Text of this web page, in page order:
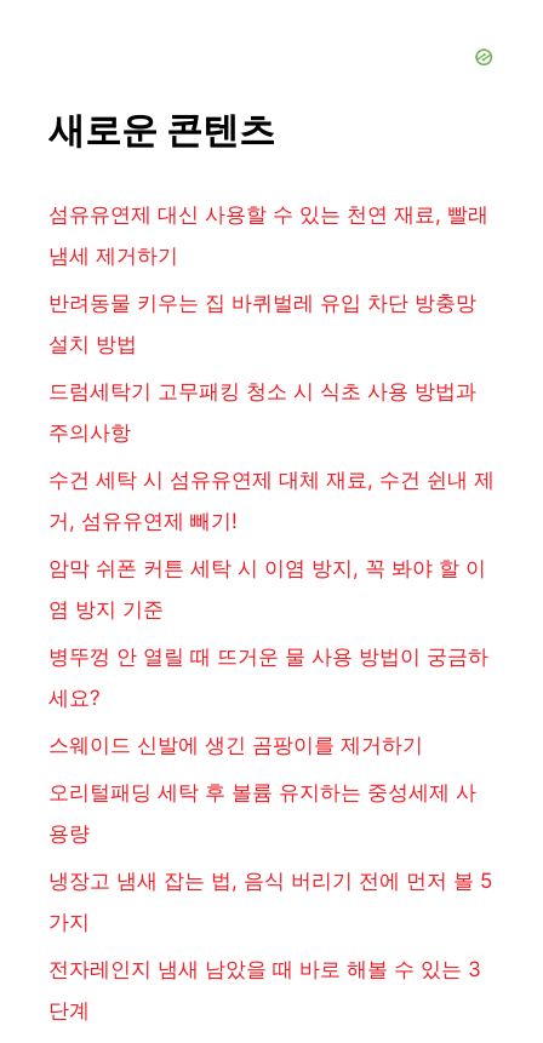
새로운 콘텐츠
섬유유연제 대신 사용할 수 있는 천연 재료, 빨래
냄세 제거하기
반려동물 키우는 집 바퀴벌레 유입 차단 방충망
설치 방법
드럼세탁기 고무패킹 청소 시 식초 사용 방법과
주의사항
수건 세탁 시 섬유유연제 대체 재료, 수건 쉰내 제
거, 섬유유연제 빼기!
암막 쉬폰 커튼 세탁 시 이염 방지, 꼭 봐야 할 이
염 방지 기준
병뚜껑 안 열릴 때 뜨거운 물 사용 방법이 궁금하
세요?
스웨이드 신발에 생긴 곰팡이를 제거하기
오리털패딩 세탁 후 볼륨 유지하는 중성세제 사
용량
냉장고 냄새 잡는 법, 음식 버리기 전에 먼저 볼 5
가지
전자레인지 냄새 남았을 때 바로 해볼 수 있는 3
단계